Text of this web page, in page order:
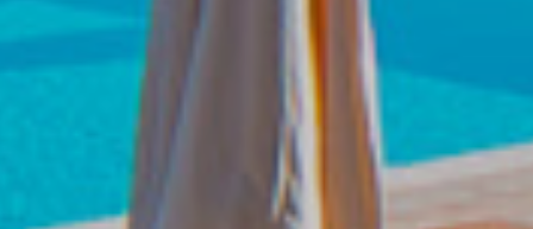
Manifesto
Contattaci